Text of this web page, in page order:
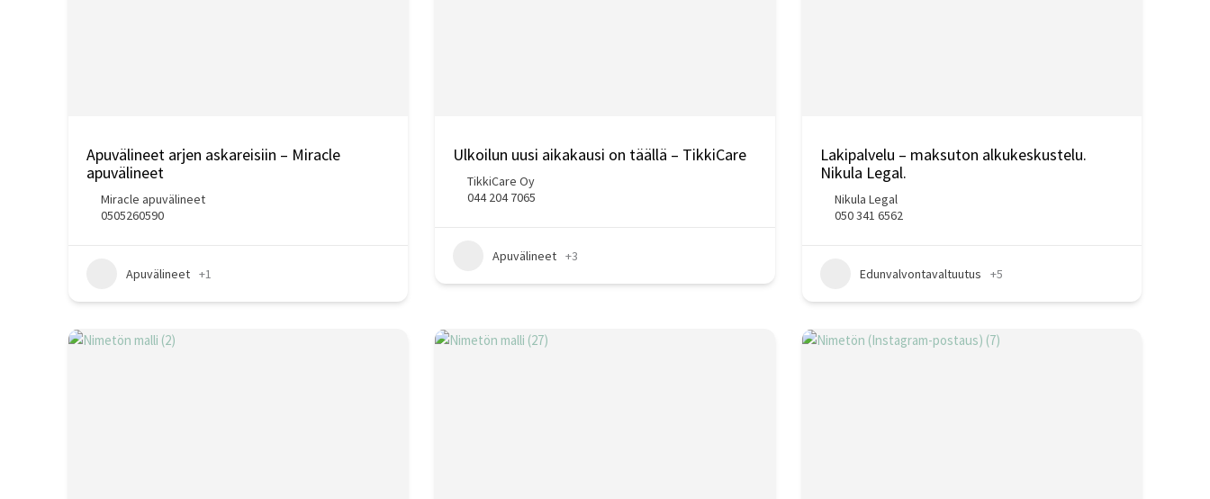
Apuvälineet arjen askareisiin – Miracle
apuvälineet
Miracle apuvälineet
0505260590
Apuvälineet +1
Ulkoilun uusi aikakausi on täällä – TikkiCare
TikkiCare Oy
044 204 7065
Apuvälineet +3
Lakipalvelu – maksuton alkukeskustelu.
Nikula Legal.
Nikula Legal
050 341 6562
Edunvalvontavaltuutus +5